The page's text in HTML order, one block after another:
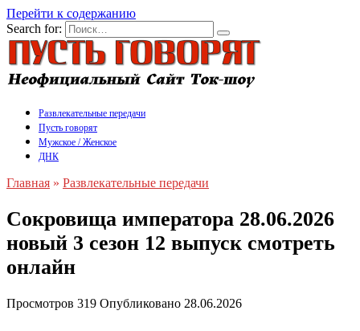
Перейти к содержанию
Search for:
Развлекательные передачи
Пусть говорят
Мужское / Женское
ДНК
Главная » Развлекательные передачи
Сокровища императора 28.06.2026
новый 3 сезон 12 выпуск смотреть
онлайн
Просмотров 319 Опубликовано 28.06.2026